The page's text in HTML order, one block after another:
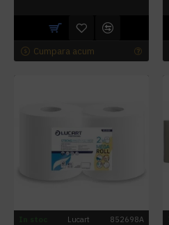
Cumpara acum
Lucart 852698A